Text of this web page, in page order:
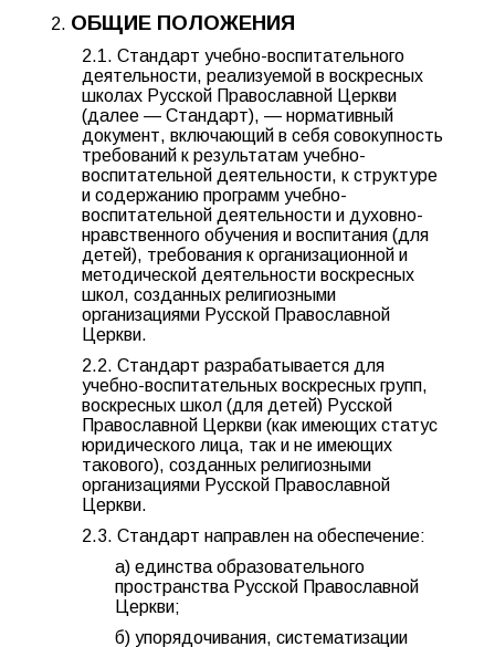
ОБЩИЕ ПОЛОЖЕНИЯ
2.1. Стандарт учебно-воспитательного
деятельности, реализуемой в воскресных
школах Русской Православной Церкви
(далее — Стандарт), — нормативный
документ, включающий в себя совокупность
требований к результатам учебно-
воспитательной деятельности, к структуре
и содержанию программ учебно-
воспитательной деятельности и духовно-
нравственного обучения и воспитания (для
детей), требования к организационной и
методической деятельности воскресных
школ, созданных религиозными
организациями Русской Православной
Церкви.
2.2. Стандарт разрабатывается для
учебно-воспитательных воскресных групп,
воскресных школ (для детей) Русской
Православной Церкви (как имеющих статус
юридического лица, так и не имеющих
такового), созданных религиозными
организациями Русской Православной
Церкви.
2.3. Стандарт направлен на обеспечение:
а) единства образовательного
пространства Русской Православной
Церкви;
б) упорядочивания, систематизации